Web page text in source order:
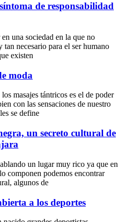
de responsabilidad
una sociedad en la que no
tan necesario para el ser humano
existen
moda
masajes tántricos es el de poder
con las sensaciones de nuestro
se define
un secreto cultural de
un lugar muy rico ya que en
componen podemos encontrar
algunos de
a los deportes